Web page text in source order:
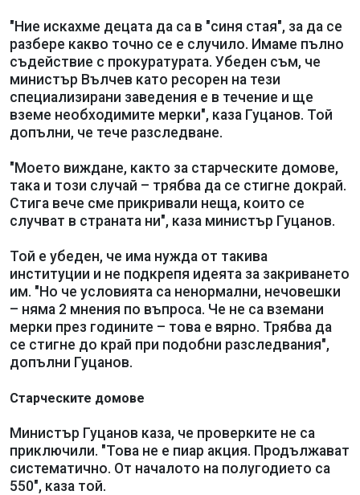
"Ние искахме децата да са в "синя стая", за да се
разбере какво точно се е случило. Имаме пълно
съдействие с прокуратурата. Убеден съм, че
министър Вълчев като ресорен на тези
специализирани заведения е в течение и ще
вземе необходимите мерки", каза Гуцанов. Той
допълни, че тече разследване.
"Моето виждане, както за старческите домове,
така и този случай – трябва да се стигне докрай.
Стига вече сме прикривали неща, които се
случват в страната ни", каза министър Гуцанов.
Той е убеден, че има нужда от такива
институции и не подкрепя идеята за закриването
им. "Но че условията са ненормални, нечовешки
– няма 2 мнения по въпроса. Че не са вземани
мерки през годините – това е вярно. Трябва да
се стигне до край при подобни разследвания",
допълни Гуцанов.
Старческите домове
Министър Гуцанов каза, че проверките не са
приключили. "Това не е пиар акция. Продължават
систематично. От началото на полугодието са
550", каза той.